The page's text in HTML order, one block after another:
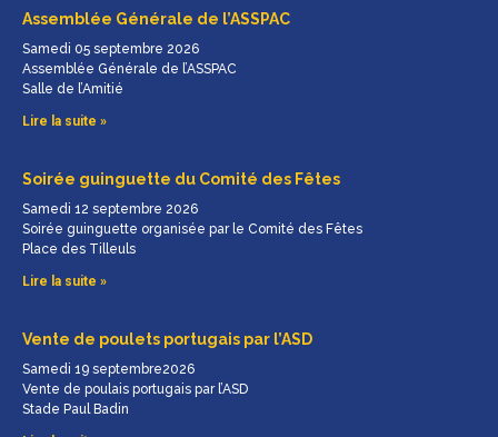
Assemblée Générale de l’ASSPAC
Samedi 05 septembre 2026
Assemblée Générale de l’ASSPAC
Salle de l’Amitié
Lire la suite »
Soirée guinguette du Comité des Fêtes
Samedi 12 septembre 2026
Soirée guinguette organisée par le Comité des Fêtes
Place des Tilleuls
Lire la suite »
Vente de poulets portugais par l’ASD
Samedi 19 septembre2026
Vente de poulais portugais par l’ASD
Stade Paul Badin